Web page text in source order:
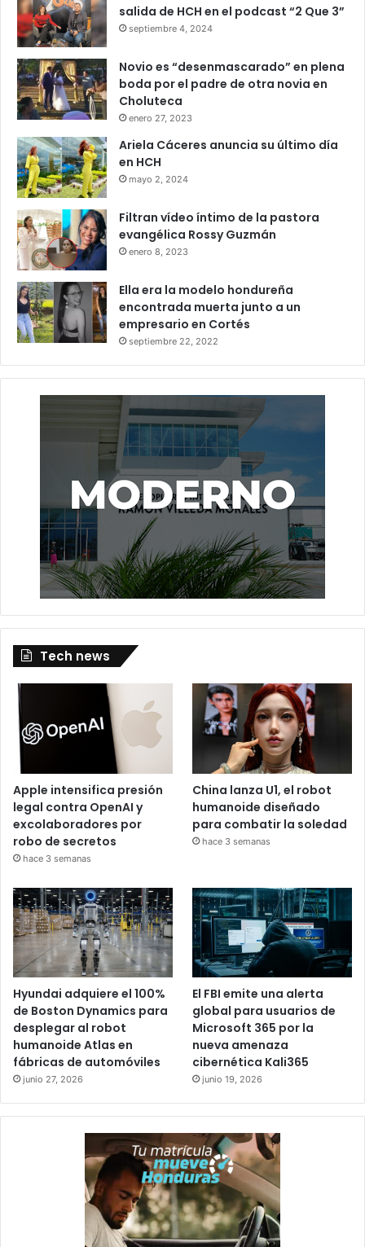
salida de HCH en el podcast “2 Que 3”
septiembre 4, 2024
Novio es “desenmascarado” en plena
boda por el padre de otra novia en
Choluteca
enero 27, 2023
Ariela Cáceres anuncia su último día
en HCH
mayo 2, 2024
Filtran vídeo íntimo de la pastora
evangélica Rossy Guzmán
enero 8, 2023
Ella era la modelo hondureña
encontrada muerta junto a un
empresario en Cortés
septiembre 22, 2022
Tech news
Apple intensifica presión
legal contra OpenAI y
excolaboradores por
robo de secretos
hace 3 semanas
China lanza U1, el robot
humanoide diseñado
para combatir la soledad
hace 3 semanas
Hyundai adquiere el 100%
de Boston Dynamics para
desplegar al robot
humanoide Atlas en
fábricas de automóviles
junio 27, 2026
El FBI emite una alerta
global para usuarios de
Microsoft 365 por la
nueva amenaza
cibernética Kali365
junio 19, 2026